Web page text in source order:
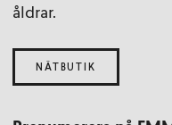
åldrar.
NÄTBUTIK